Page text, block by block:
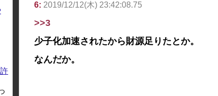
6: 2019/12/12(木) 23:42:08.75
>>3
少子化加速されたから財源足りたとか。
なんだか。